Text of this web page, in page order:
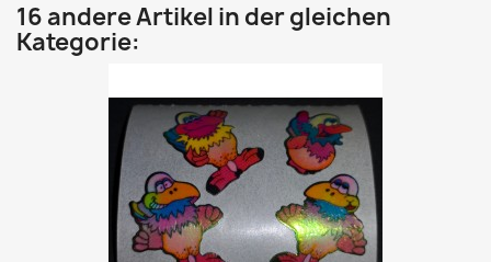
16 andere Artikel in der gleichen
Kategorie: